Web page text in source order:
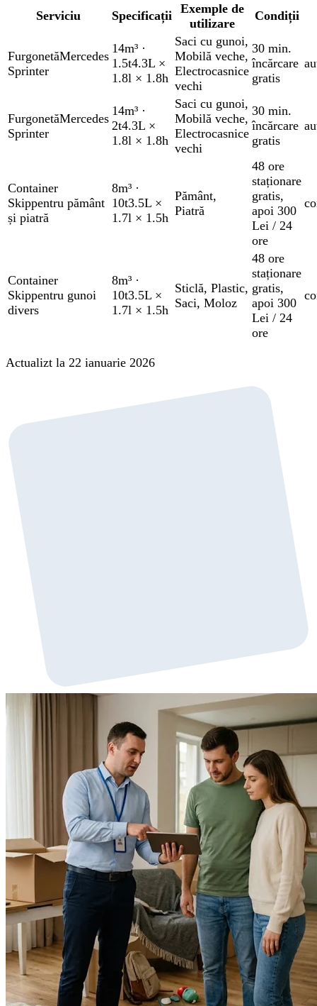
Serviciu Specificații
Exemple de
utilizare
Condiții
FurgonetăMercedes
Sprinter
14m³ ·
1.5t4.3L ×
1.8l × 1.8h
Saci cu gunoi,
Mobilă veche,
Electrocasnice
vechi
30 min.
încărcare
gratis
FurgonetăMercedes
Sprinter
14m³ ·
2t4.3L ×
1.8l × 1.8h
Saci cu gunoi,
Mobilă veche,
Electrocasnice
vechi
30 min.
încărcare
gratis
Container
Skippentru pământ
și piatră
8m³ ·
10t3.5L ×
1.7l × 1.5h
Pământ,
Piatră
48 ore
staționare
gratis,
apoi 300
Lei / 24
ore
Container
Skippentru gunoi
divers
8m³ ·
10t3.5L ×
1.7l × 1.5h
Sticlă, Plastic,
Saci, Moloz
48 ore
staționare
gratis,
apoi 300
Lei / 24
ore
Actualizt la 22 ianuarie 2026